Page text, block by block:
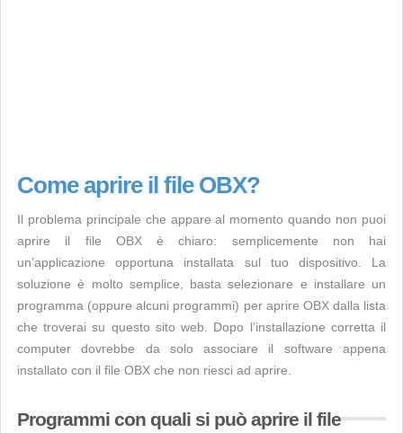
Come aprire il file OBX?
Il problema principale che appare al momento quando non puoi
aprire il file OBX è chiaro: semplicemente non hai
un’applicazione opportuna installata sul tuo dispositivo. La
soluzione è molto semplice, basta selezionare e installare un
programma (oppure alcuni programmi) per aprire OBX dalla lista
che troverai su questo sito web. Dopo l’installazione corretta il
computer dovrebbe da solo associare il software appena
installato con il file OBX che non riesci ad aprire.
Programmi con quali si può aprire il file